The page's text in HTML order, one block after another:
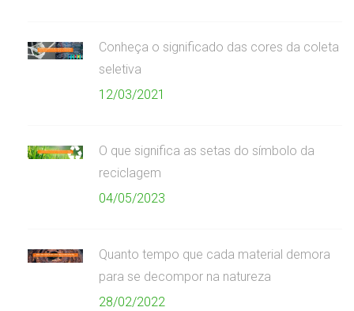
Conheça o significado das cores da coleta
seletiva
12/03/2021
O que significa as setas do símbolo da
reciclagem
04/05/2023
Quanto tempo que cada material demora
para se decompor na natureza
28/02/2022